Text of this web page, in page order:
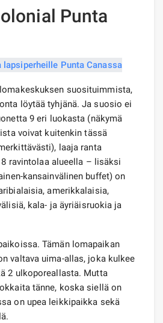
Punta
suosituimmista,
löytää tyhjänä. Ja suosio ei
9 eri luokasta (näkymä
voivat kuitenkin tässä
laaja ranta
ravintolaa alueella – lisäksi
kansainvälinen buffet) on
amerikkalaisia,
kala- ja äyriäisruokia ja
Tämän lomapaikan
valtava uima-allas, joka kulkee
2 ulkoporeallasta. Mutta
tänne, koska siellä on
on upea leikkipaikka sekä